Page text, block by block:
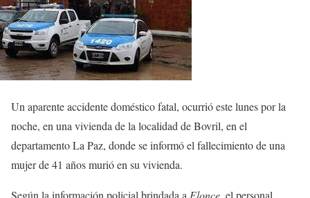
Un aparente accidente doméstico fatal, ocurrió este lunes por la
noche, en una vivienda de la localidad de Bovril, en el
departamento La Paz, donde se informó el fallecimiento de una
mujer de 41 años murió en su vivienda.
Según la información policial brindada a Elonce, el personal